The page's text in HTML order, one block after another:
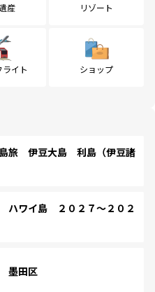
産 リゾート
イト ショップ
旅 伊豆大島 利島（伊豆諸
ワイ島 ２０２７～２０２
墨田区